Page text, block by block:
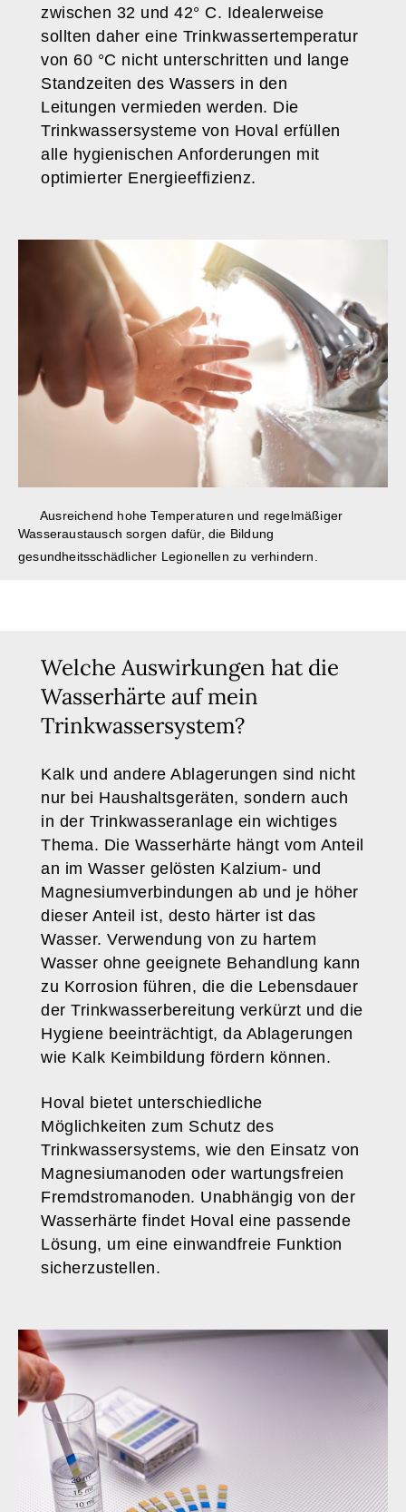
zwischen 32 und 42° C. Idealerweise
sollten daher eine Trinkwassertemperatur
von 60 °C nicht unterschritten und lange
Standzeiten des Wassers in den
Leitungen vermieden werden. Die
Trinkwassersysteme von Hoval erfüllen
alle hygienischen Anforderungen mit
optimierter Energieeffizienz.
Ausreichend hohe Temperaturen und regelmäßiger
Wasseraustausch sorgen dafür, die Bildung
gesundheitsschädlicher Legionellen zu verhindern.
Welche Auswirkungen hat die
Wasserhärte auf mein
Trinkwassersystem?
Kalk und andere Ablagerungen sind nicht
nur bei Haushaltsgeräten, sondern auch
in der Trinkwasseranlage ein wichtiges
Thema. Die Wasserhärte hängt vom Anteil
an im Wasser gelösten Kalzium- und
Magnesiumverbindungen ab und je höher
dieser Anteil ist, desto härter ist das
Wasser. Verwendung von zu hartem
Wasser ohne geeignete Behandlung kann
zu Korrosion führen, die die Lebensdauer
der Trinkwasserbereitung verkürzt und die
Hygiene beeinträchtigt, da Ablagerungen
wie Kalk Keimbildung fördern können.
Hoval bietet unterschiedliche
Möglichkeiten zum Schutz des
Trinkwassersystems, wie den Einsatz von
Magnesiumanoden oder wartungsfreien
Fremdstromanoden. Unabhängig von der
Wasserhärte findet Hoval eine passende
Lösung, um eine einwandfreie Funktion
sicherzustellen.